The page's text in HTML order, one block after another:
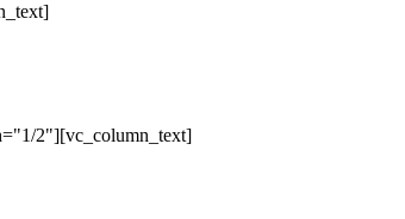
2"][vc_column_text]